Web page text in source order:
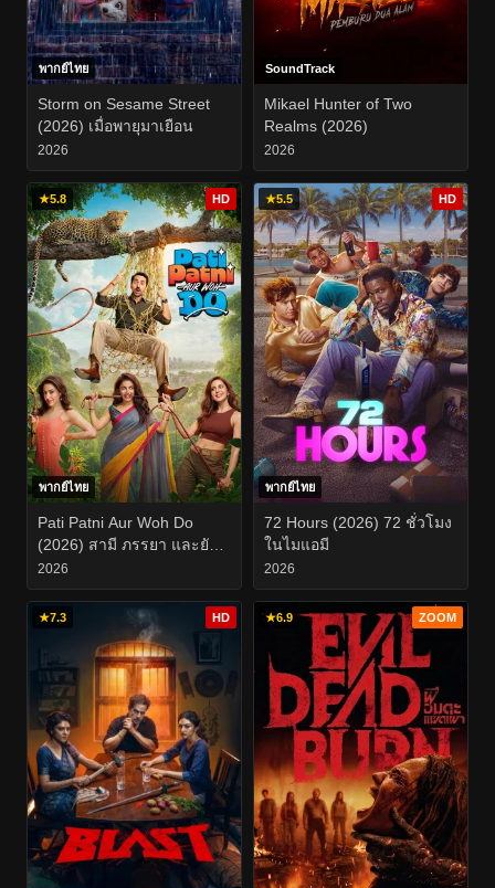
พากย์ไทย
Storm on Sesame Street
(2026) เมื่อพายุมาเยือน
2026
SoundTrack
Mikael Hunter of Two
Realms (2026)
2026
★5.8 HD
พากย์ไทย
Pati Patni Aur Woh Do
(2026) สามี ภรรยา และยัย
สองสาวตัวป่วน
2026
★5.5 HD
พากย์ไทย
72 Hours (2026) 72 ชั่วโมง
ในไมแอมี
2026
★7.3 HD ★6.9 ZOOM